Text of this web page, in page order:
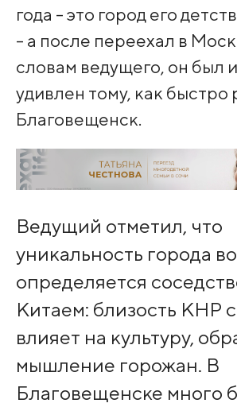
года - это город его
- а после переехал в
словам ведущего, он был
удивлен тому, как быстро
Благовещенск.
Ведущий отметил, что
уникальность города
определяется
Китаем: близость КНР
влияет на культуру,
мышление горожан. В
Благовещенске много